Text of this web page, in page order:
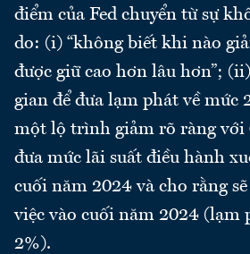
điểm của Fed chuyển từ sự
do: (i) “không biết khi nào
được giữ cao hơn lâu hơn”;
gian để đưa lạm phát về mức
một lộ trình giảm rõ ràng với
đưa mức lãi suất điều hành
cuối năm 2024 và cho rằng
việc vào cuối năm 2024 (lạm
2%).